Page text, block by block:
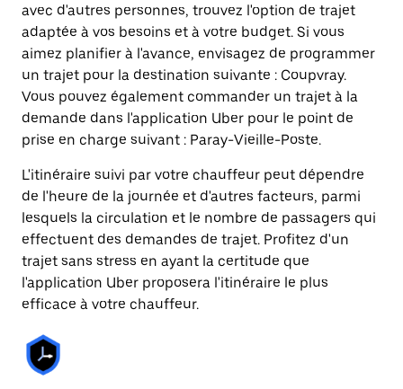
avec d'autres personnes, trouvez l'option de trajet
adaptée à vos besoins et à votre budget. Si vous
aimez planifier à l'avance, envisagez de programmer
un trajet pour la destination suivante : Coupvray.
Vous pouvez également commander un trajet à la
demande dans l'application Uber pour le point de
prise en charge suivant : Paray-Vieille-Poste.
L'itinéraire suivi par votre chauffeur peut dépendre
de l'heure de la journée et d'autres facteurs, parmi
lesquels la circulation et le nombre de passagers qui
effectuent des demandes de trajet. Profitez d'un
trajet sans stress en ayant la certitude que
l'application Uber proposera l'itinéraire le plus
efficace à votre chauffeur.